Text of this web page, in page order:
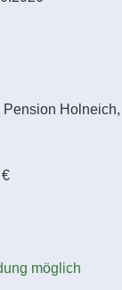
Pension
möglich